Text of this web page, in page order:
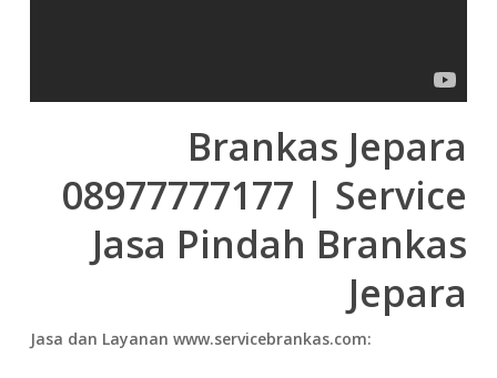
Brankas Jepara
08977777177 | Service
Jasa Pindah Brankas
Jepara
Jasa dan Layanan www.servicebrankas.com: